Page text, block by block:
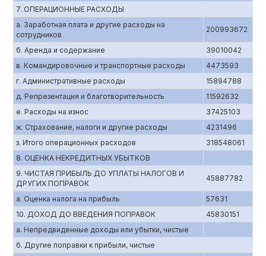
7. ОПЕРАЦИОННЫЕ РАСХОДЫ
а. Заработная плата и другие расходы на
сотрудников
200993672
б. Аренда и содержание
39010042
в. Командировочные и транспортные расходы
4473593
г. Административные расходы
15894788
д. Репрезентация и благотворительность
11592632
е. Расходы на износ
37425103
ж. Страхование, налоги и другие расходы
4231496
з. Итого операционных расходов
318548061
8. ОЦЕНКА НЕКРЕДИТНЫХ УБЫТКОВ
9. ЧИСТАЯ ПРИБЫЛЬ ДО УПЛАТЫ НАЛОГОВ И
ДРУГИХ ПОПРАВОК
45887782
а. Оценка налога на прибыль
57631
10. ДОХОД ДО ВВЕДЕНИЯ ПОПРАВОК
45830151
а. Непредвиденные доходы или убытки, чистые
б. Другие поправки к прибыли, чистые